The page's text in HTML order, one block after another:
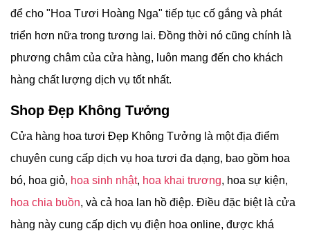
để cho "Hoa Tươi Hoàng Nga" tiếp tục cố gắng và phát
triển hơn nữa trong tương lai. Đồng thời nó cũng chính là
phương châm của cửa hàng, luôn mang đến cho khách
hàng chất lượng dịch vụ tốt nhất.
Shop Đẹp Không Tưởng
Cửa hàng hoa tươi Đẹp Không Tưởng là một địa điểm
chuyên cung cấp dịch vụ hoa tươi đa dạng, bao gồm hoa
bó, hoa giỏ, hoa sinh nhật, hoa khai trương, hoa sự kiện,
hoa chia buồn, và cả hoa lan hồ điệp. Điều đặc biệt là cửa
hàng này cung cấp dịch vụ điện hoa online, được khá